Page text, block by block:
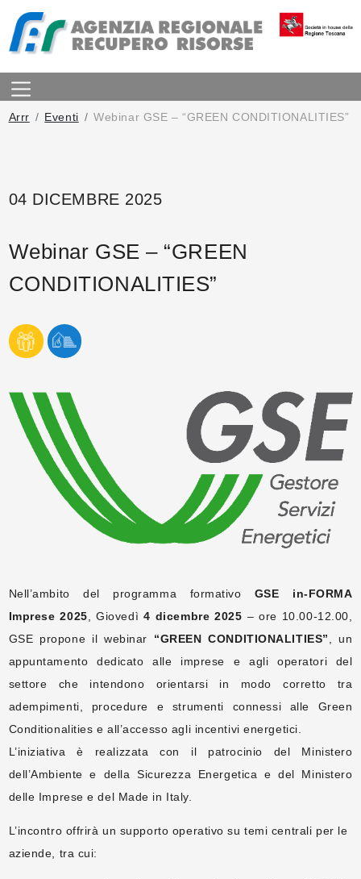
Arrr Eventi Webinar GSE – “GREEN CONDITIONALITIES”
04 DICEMBRE 2025
Webinar GSE – “GREEN
CONDITIONALITIES”
Nell’ambito del programma formativo GSE in-FORMA
Imprese 2025 , Giovedì4 dicembre 2025 – ore 10.00-12.00,
GSE propone il webinar “GREEN CONDITIONALITIES”
, un
appuntamento dedicato alle imprese e agli operatori del
settore che intendono orientarsi in modo corretto tra
adempimenti, procedure e strumenti connessi alle Green
Conditionalities e all’accesso agli incentivi energetici.
L’iniziativa è realizzata con il patrocinio del Ministero
dell’Ambiente e della Sicurezza Energetica e del Ministero
delle Imprese e del Made in Italy.
L’incontro offrirà un supporto operativo su temi centrali per le
aziende, tra cui: